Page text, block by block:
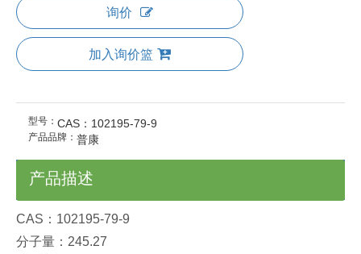
询价
加入询价篮
型号： CAS：102195-79-9
产品品牌： 普康
产品描述
CAS：102195-79-9
分子量：245.27